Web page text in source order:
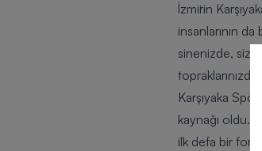
İzmir`in
insanlarının
sinenizde, sizin
Karşıyaka Spor
kaynağı oldu.
ilk defa bir